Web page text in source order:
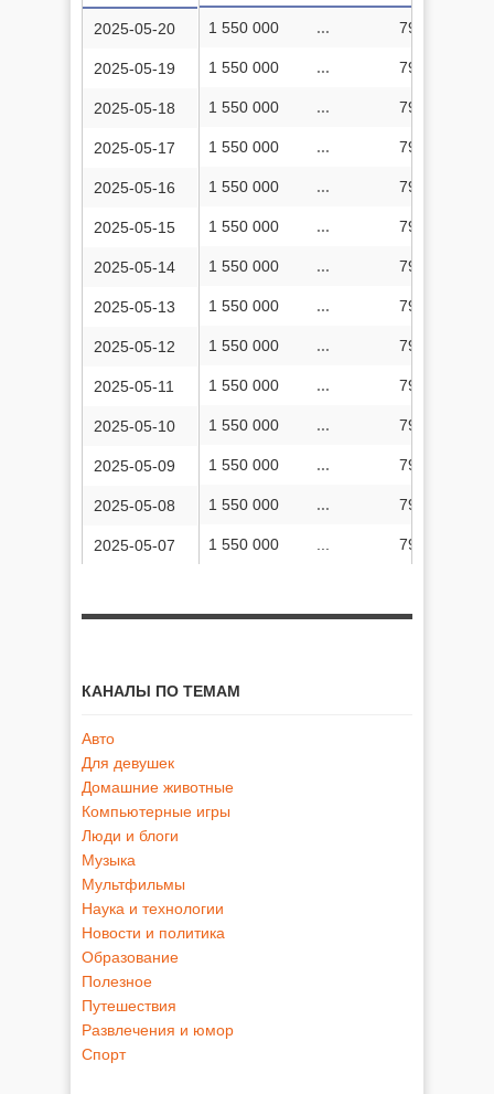
1 550 000 ... 79 554 163
1 550 000 ... 79 554 117
1 550 000 ... 79 554 101
1 550 000 ... 79 554 077
1 550 000 ... 79 554 047
1 550 000 ... 79 554 010
1 550 000 ... 79 553 986
1 550 000 ... 79 553 941
1 550 000 ... 79 553 892
1 550 000 ... 79 553 854
1 550 000 ... 79 553 823
1 550 000 ... 79 553 781
1 550 000 ... 79 553 754
1 550 000 ... 79 553 725
2025-05-20
2025-05-19
2025-05-18
2025-05-17
2025-05-16
2025-05-15
2025-05-14
2025-05-13
2025-05-12
2025-05-11
2025-05-10
2025-05-09
2025-05-08
2025-05-07
КАНАЛЫ ПО ТЕМАМ
Авто
Для девушек
Домашние животные
Компьютерные игры
Люди и блоги
Музыка
Мультфильмы
Наука и технологии
Новости и политика
Образование
Полезное
Путешествия
Развлечения и юмор
Спорт